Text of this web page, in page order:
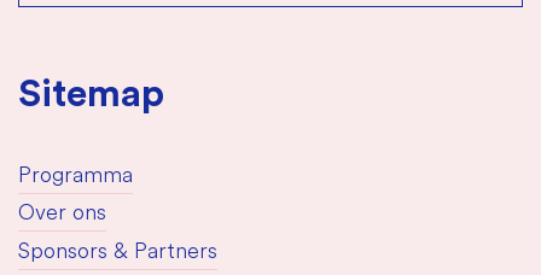
Sitemap
Programma
Over ons
Sponsors & Partners